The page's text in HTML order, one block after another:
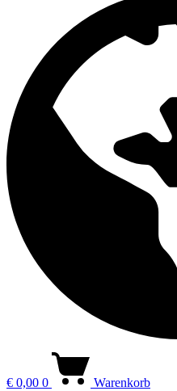
€ 0,00 0
Warenkorb